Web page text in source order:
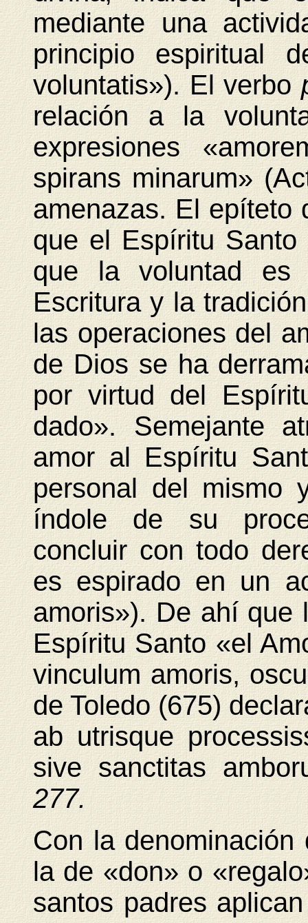
mediante una
principio espiritual
voluntatis»). El verbo
relación a la
expresiones
spirans minarum»
amenazas. El epíteto
que el Espíritu
que la voluntad
Escritura y la
las operaciones del
de Dios se ha
por virtud del
dado». Semejante
amor al Espíritu
personal del mismo
índole de su
concluir con todo
es espirado en un
amoris»). De ahí que
Espíritu Santo «el
vinculum amoris,
de Toledo (675)
ab utrisque
sive sanctitas
277.
Con la
la de «don» o
santos padres